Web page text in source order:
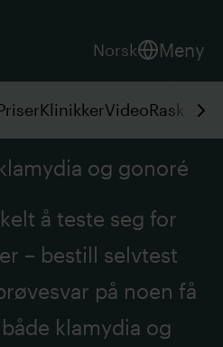
Norsk Meny
KlinikkerVideoRask
og gonoré
å teste seg for
– bestill selvtest
på noen få
klamydia og